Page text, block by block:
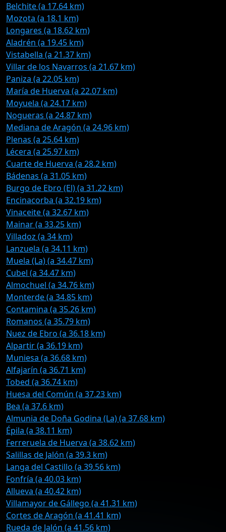
Belchite (a 17.64 km)
Mozota (a 18.1 km)
Longares (a 18.62 km)
Aladrén (a 19.45 km)
Vistabella (a 21.37 km)
Villar de los Navarros (a 21.67 km)
Paniza (a 22.05 km)
María de Huerva (a 22.07 km)
Moyuela (a 24.17 km)
Nogueras (a 24.87 km)
Mediana de Aragón (a 24.96 km)
Plenas (a 25.64 km)
Lécera (a 25.97 km)
Cuarte de Huerva (a 28.2 km)
Bádenas (a 31.05 km)
Burgo de Ebro (El) (a 31.22 km)
Encinacorba (a 32.19 km)
Vinaceite (a 32.67 km)
Mainar (a 33.25 km)
Villadoz (a 34 km)
Lanzuela (a 34.11 km)
Muela (La) (a 34.47 km)
Cubel (a 34.47 km)
Almochuel (a 34.76 km)
Monterde (a 34.85 km)
Contamina (a 35.26 km)
Romanos (a 35.79 km)
Nuez de Ebro (a 36.18 km)
Alpartir (a 36.19 km)
Muniesa (a 36.68 km)
Alfajarín (a 36.71 km)
Tobed (a 36.74 km)
Huesa del Común (a 37.23 km)
Bea (a 37.6 km)
Almunia de Doña Godina (La) (a 37.68 km)
Épila (a 38.11 km)
Ferreruela de Huerva (a 38.62 km)
Salillas de Jalón (a 39.3 km)
Langa del Castillo (a 39.56 km)
Fonfría (a 40.03 km)
Allueva (a 40.42 km)
Villamayor de Gállego (a 41.31 km)
Cortes de Aragón (a 41.41 km)
Rueda de Jalón (a 41.56 km)